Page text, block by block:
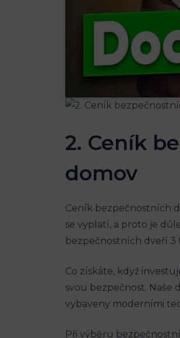
2. Ceník
domov
Ceník bezpečnostních
se vyplatí, a proto je
bezpečnostních dveří 3
Co získáte, když
svou bezpečnost. Naše
vybaveny moderními
Při výběru